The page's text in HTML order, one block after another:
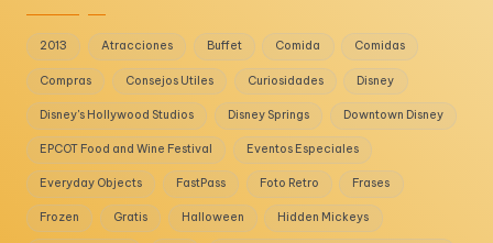
2013 Atracciones Buffet Comida Comidas
Compras Consejos Utiles Curiosidades Disney
Disney's Hollywood Studios Disney Springs Downtown Disney
EPCOT Food and Wine Festival Eventos Especiales
Everyday Objects FastPass Foto Retro Frases
Frozen Gratis Halloween Hidden Mickeys